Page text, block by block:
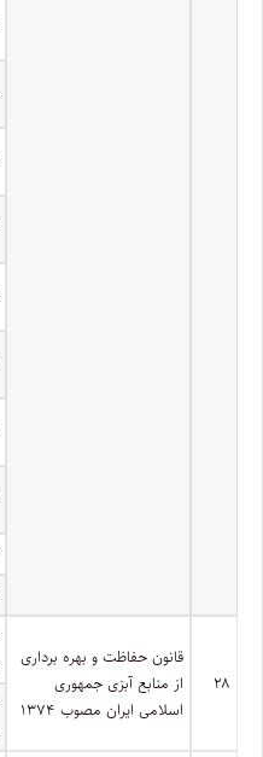
۲۸
قانون حفاظت و بهره برداری
از منابع آبزی جمهوری
اسلامی ایران مصوب ۱۳۷۴